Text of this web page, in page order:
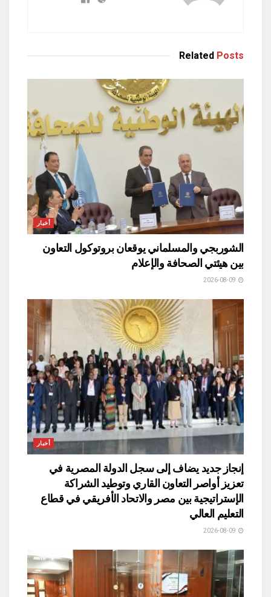
Related Posts
أخبار
الشوربجي والمسلماني يوقعان بروتوكول التعاون
بين هيئتي الصحافة والإعلام
أخبار
​إنجاز جديد يضاف إلى سجل الدولة المصرية في
تعزيز أواصر التعاون القاري وتوطيد الشراكة
الإستراتيجية بين مصر والاتحاد الأفريقي في قطاع
التعليم العالي